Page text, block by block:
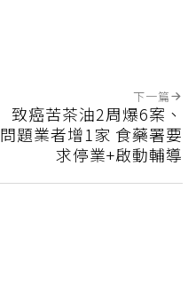
下一篇
致癌苦茶油2周爆6案、
問題業者增1家 食藥署要
求停業+啟動輔導